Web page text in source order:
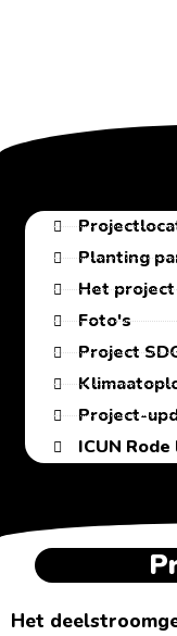
Planting
Het project
Foto's
Project
Project-
ICUN
Het